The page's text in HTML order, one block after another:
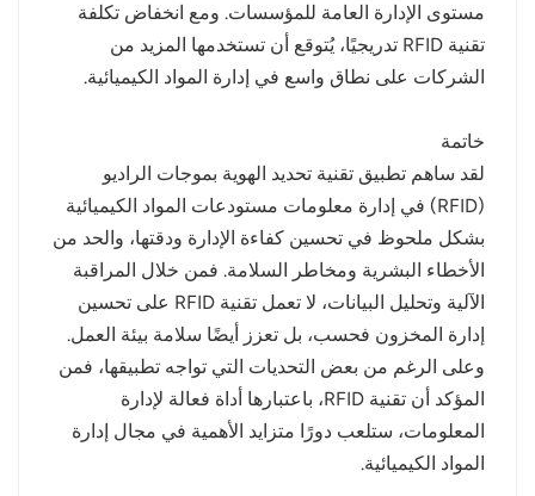
مستوى الإدارة العامة للمؤسسات. ومع انخفاض تكلفة
تقنية RFID تدريجيًا، يُتوقع أن تستخدمها المزيد من
الشركات على نطاق واسع في إدارة المواد الكيميائية.
خاتمة
لقد ساهم تطبيق تقنية تحديد الهوية بموجات الراديو
(RFID) في إدارة معلومات مستودعات المواد الكيميائية
بشكل ملحوظ في تحسين كفاءة الإدارة ودقتها، والحد من
الأخطاء البشرية ومخاطر السلامة. فمن خلال المراقبة
الآلية وتحليل البيانات، لا تعمل تقنية RFID على تحسين
إدارة المخزون فحسب، بل تعزز أيضًا سلامة بيئة العمل.
وعلى الرغم من بعض التحديات التي تواجه تطبيقها، فمن
المؤكد أن تقنية RFID، باعتبارها أداة فعالة لإدارة
المعلومات، ستلعب دورًا متزايد الأهمية في مجال إدارة
المواد الكيميائية.